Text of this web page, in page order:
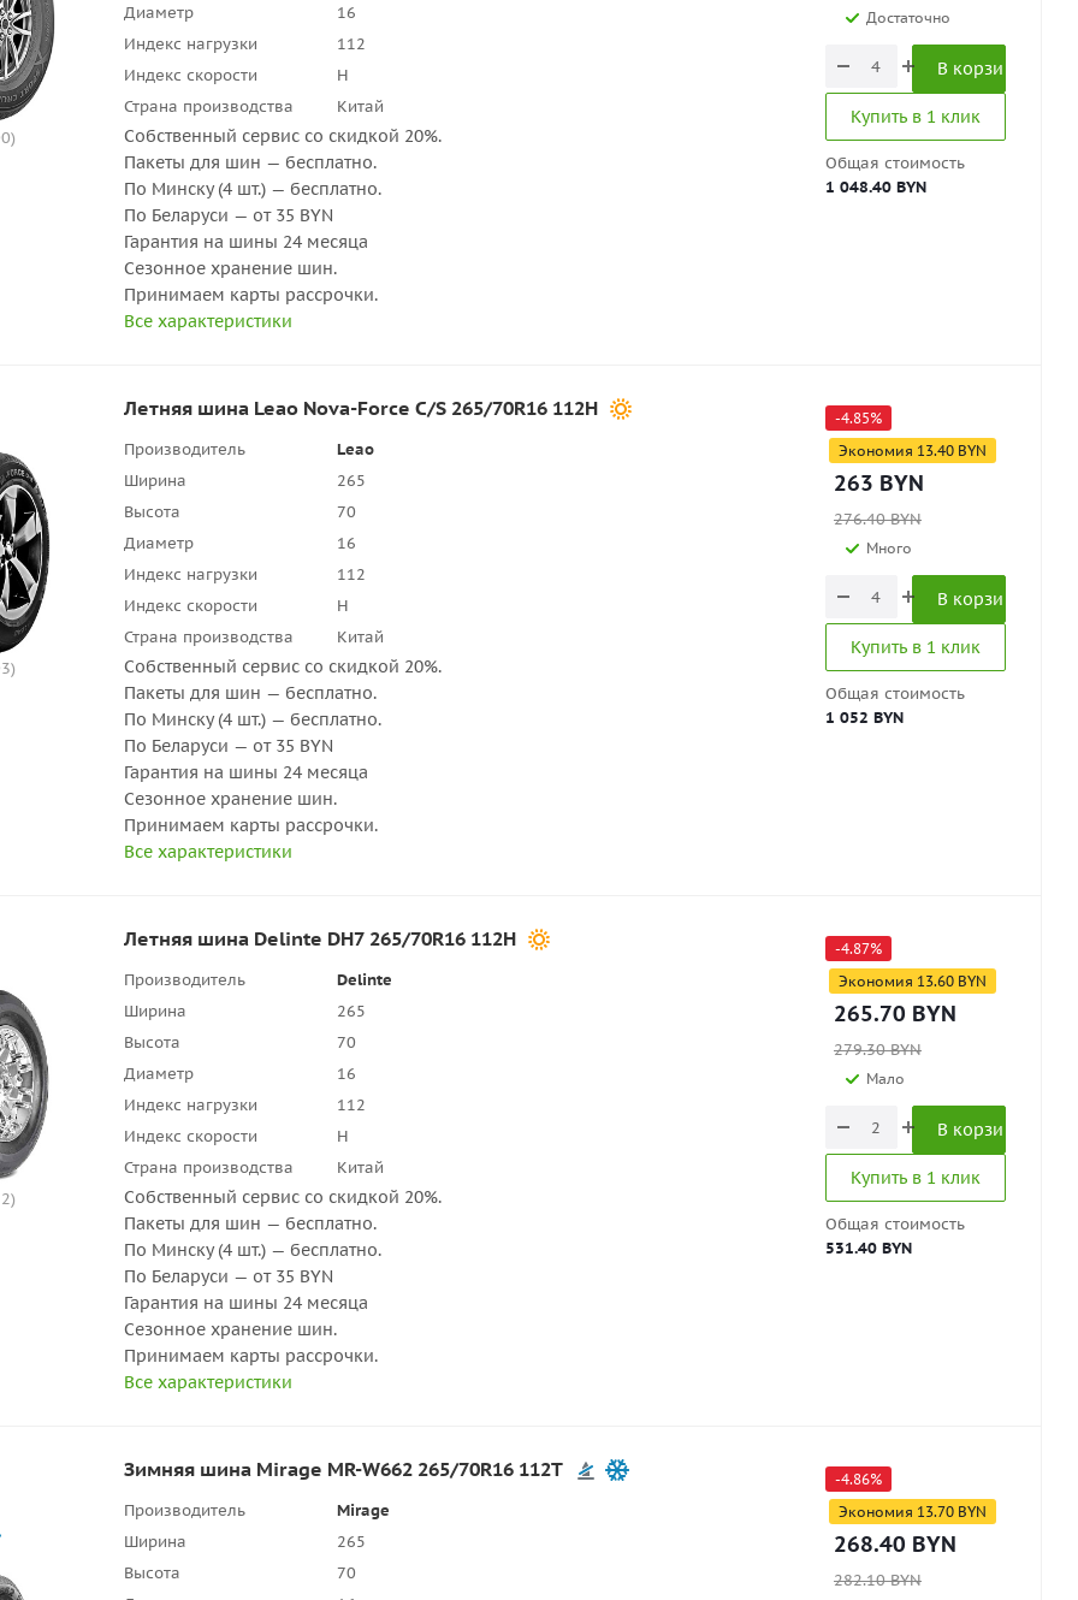
Диаметр
16
Индекс нагрузки
112
Индекс скорости
H
Страна производства
Китай
Собственный сервис со скидкой 20%.
Пакеты для шин — бесплатно.
По Минску (4 шт.) — бесплатно.
По Беларуси — от 35 BYN
Гарантия на шины 24 месяца
Сезонное хранение шин.
Принимаем карты рассрочки.
Все характеристики
Достаточно
В корзину
Купить в 1 клик
Общая стоимость
1 048.40 BYN
Летняя шина Leao Nova-Force C/S 265/70R16 112H
Производитель
Leao
Ширина
265
Высота
70
Диаметр
16
Индекс нагрузки
112
Индекс скорости
H
Страна производства
Китай
Собственный сервис со скидкой 20%.
Пакеты для шин — бесплатно.
По Минску (4 шт.) — бесплатно.
По Беларуси — от 35 BYN
Гарантия на шины 24 месяца
Сезонное хранение шин.
Принимаем карты рассрочки.
Все характеристики
-4.85%
Экономия 13.40 BYN
263 BYN
276.40BYN
Много
В корзину
Купить в 1 клик
Общая стоимость
1 052 BYN
Летняя шина Delinte DH7 265/70R16 112H
Производитель
Delinte
Ширина
265
Высота
70
Диаметр
16
Индекс нагрузки
112
Индекс скорости
H
Страна производства
Китай
Собственный сервис со скидкой 20%.
Пакеты для шин — бесплатно.
По Минску (4 шт.) — бесплатно.
По Беларуси — от 35 BYN
Гарантия на шины 24 месяца
Сезонное хранение шин.
Принимаем карты рассрочки.
Все характеристики
-4.87%
Экономия 13.60 BYN
265.70 BYN
279.30BYN
Мало
В корзину
Купить в 1 клик
Общая стоимость
531.40 BYN
Зимняя шина Mirage MR-W662 265/70R16 112T
Производитель
Mirage
Ширина
265
Высота
70
-4.86%
Экономия 13.70 BYN
268.40 BYN
282.10BYN